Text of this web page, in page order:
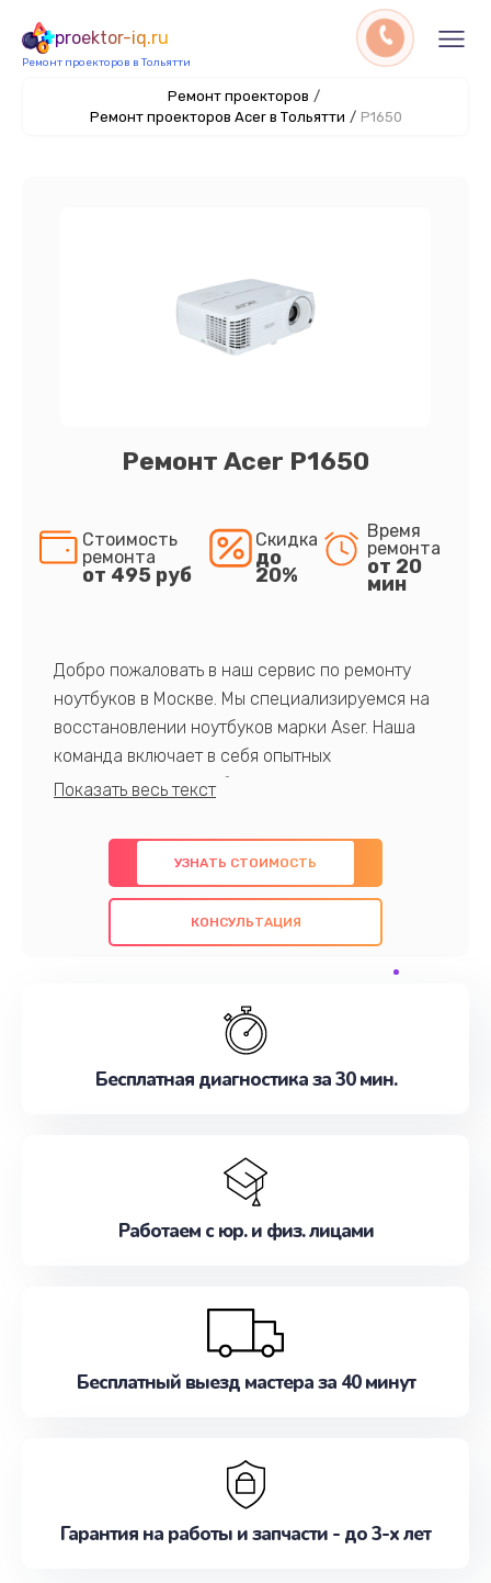
proektor-iq.ru
Ремонт проекторов в Тольятти
Ремонт проекторов /
Ремонт проекторов Acer в Тольятти / P1650
Ремонт Acer P1650
Стоимость
ремонта
от 495 руб
Скидка
до
20%
Время
ремонта
от 20
мин
Добро пожаловать в наш сервис по ремонту
ноутбуков в Москве. Мы специализируемся на
восстановлении ноутбуков марки Aser. Наша
команда включает в себя опытных
профессионалов с обширными знаниями и
предлагаем быстрый и качественный ремонт с
использованием оригинальных компонентов, а
также гарантируем качество всех
проведенных работ. Наша цель - предоставить
наилучшим образом. Не медлите записаться на
УЗНАТЬ СТОИМОСТЬ
КОНСУЛЬТАЦИЯ
Бесплатная диагностика за 30 мин.
Работаем с юр. и физ. лицами
Бесплатный выезд мастера за 40 минут
Гарантия на работы и запчасти - до 3-х лет